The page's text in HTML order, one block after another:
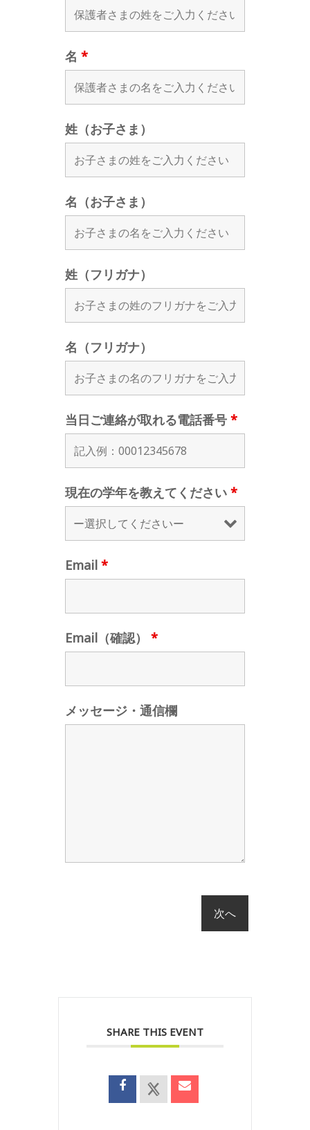
名 *
姓（お子さま）
名（お子さま）
姓（フリガナ）
名（フリガナ）
当日ご連絡が取れる電話番号 *
現在の学年を教えてください *
Email *
Email（確認） *
メッセージ・通信欄
SHARE THIS EVENT